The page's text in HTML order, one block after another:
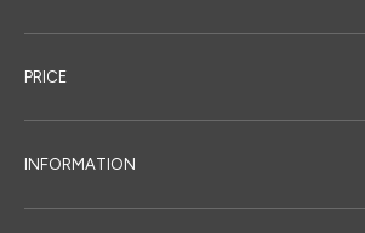
PRICE
INFORMATION